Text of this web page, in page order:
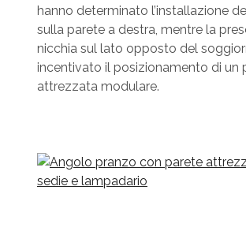
hanno determinato l’installazione
sulla parete a destra, mentre la
nicchia sul lato opposto del
incentivato il posizionamento di un
attrezzata modulare.